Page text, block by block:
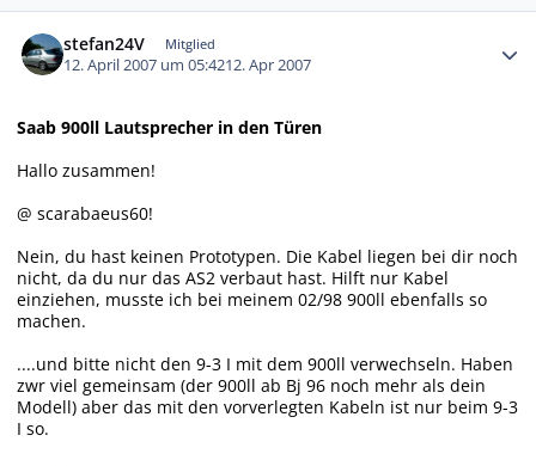
stefan24V Mitglied
12. April 2007 um 05:4212. Apr 2007
Saab 900ll Lautsprecher in den Türen
Hallo zusammen!
@ scarabaeus60!
Nein, du hast keinen Prototypen. Die Kabel liegen bei dir noch
nicht, da du nur das AS2 verbaut hast. Hilft nur Kabel
einziehen, musste ich bei meinem 02/98 900ll ebenfalls so
machen.
....und bitte nicht den 9-3 I mit dem 900ll verwechseln. Haben
zwr viel gemeinsam (der 900ll ab Bj 96 noch mehr als dein
Modell) aber das mit den vorverlegten Kabeln ist nur beim 9-3
I so.